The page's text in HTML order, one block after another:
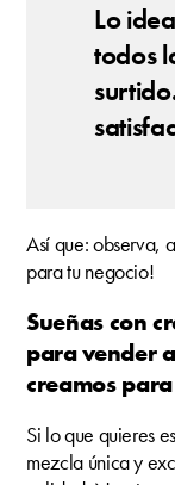
Lo
todos
Así que: observa,
para tu negocio!
Sueñas con
para vender
creamos
Si lo que quieres
mezcla única y